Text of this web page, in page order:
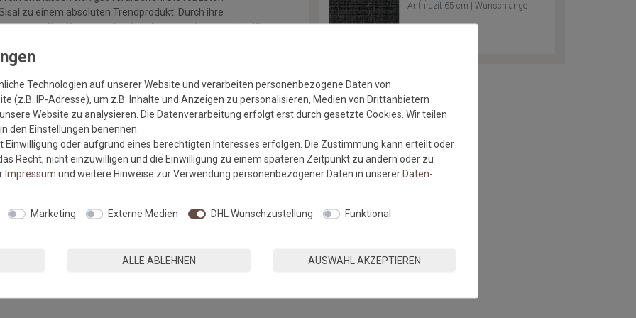
zu einem absoluten Trendprodukt. Durch ihre
sorgen Sisalfasern außerdem für ein wohngesundes Klima,
der Schnittkanten
Anthrazit 65 cm | Wunschlänge
Technologien auf unserer Website und verarbeiten personenbezogene Daten von
(z.B. IP-Adresse), um z.B. Inhalte und Anzeigen zu personalisieren, Medien von Drittanbietern
Website zu analysieren. Die Datenverarbeitung erfolgt erst durch gesetzte Cookies. Wir teilen
den Einstellungen benennen.
Einwilligung oder aufgrund eines berechtigten Interesses erfolgen. Die Zustimmung kann erteilt oder
Recht, nicht einzuwilligen und die Einwilligung zu einem späteren Zeitpunkt zu ändern oder zu
Impressum und weitere Hinweise zur Verwendung personenbezogener Daten in unsererDaten­
Marketing Externe Medien DHL Wunschzustellung Funktional
ALLE ABLEHNEN AUSWAHL AKZEPTIEREN